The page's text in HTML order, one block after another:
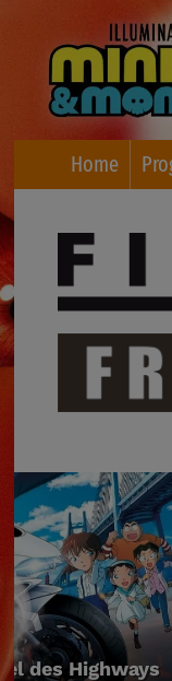
Home
des Highways